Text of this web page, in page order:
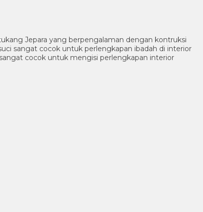
Jepara yang berpengalaman dengan kontruksi
sangat cocok untuk perlengkapan ibadah di interior
cocok untuk mengisi perlengkapan interior